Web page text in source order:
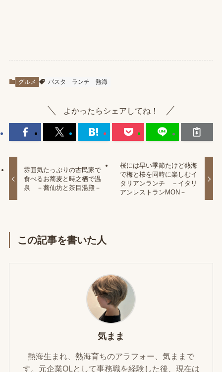
グルメ パスタ ランチ 熱海
よかったらシェアしてね！
雰囲気たっぷりの古民家で
食べるお蕎麦と時之栖で温
泉 －蕎仙坊と茶目湯殿－
桜には早い季節たけど熱海
で梅と桜を同時に楽しむイ
タリアンランチ －イタリ
アンレストランMON－
この記事を書いた人
気まま
熱海生まれ、熱海育ちのアラフォー、気ままで
す。元企業OLとして事務職を経験した後、現在は